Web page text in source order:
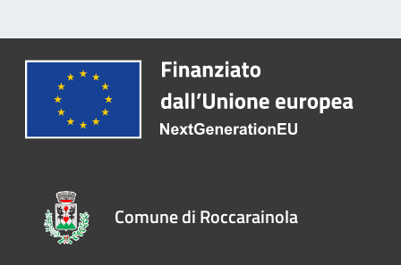
Comune di Roccarainola